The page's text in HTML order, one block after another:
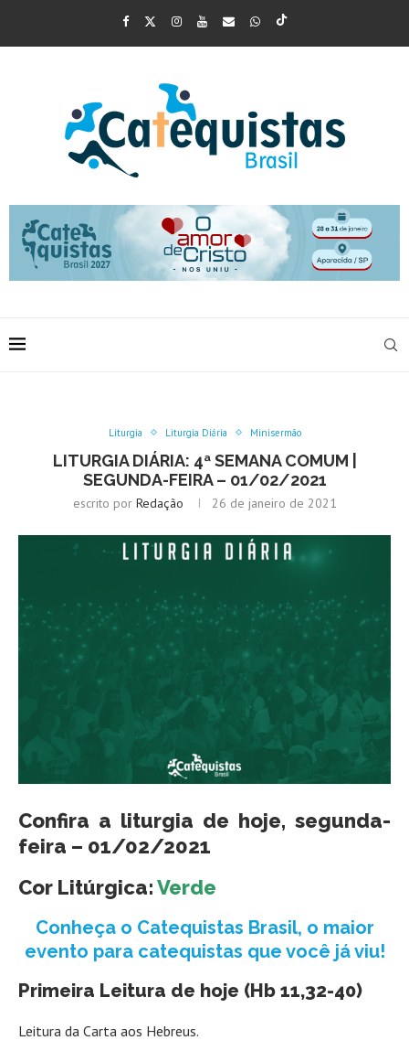
Liturgia Liturgia Diária Minisermão
LITURGIA DIÁRIA: 4ª SEMANA COMUM |
SEGUNDA-FEIRA – 01/02/2021
escrito por Redação 26 de janeiro de 2021
Confira a liturgia de hoje, segunda-
feira – 01/02/2021
Cor Litúrgica:Verde
Conheça o Catequistas Brasil, o maior
evento para catequistas que você já viu!
Primeira Leitura de hoje (Hb 11,32-40)
Leitura da Carta aos Hebreus.